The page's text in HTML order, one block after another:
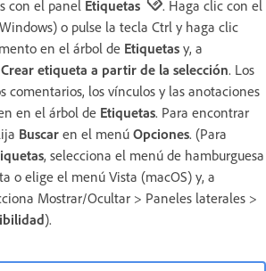
con el panel Etiquetas
. Haga clic con el
o pulse la tecla Ctrl y haga clic
en el árbol de Etiquetas y, a
Crear etiqueta a partir de la selección. Los
comentarios, los vínculos y las anotaciones
en el árbol de Etiquetas. Para encontrar
Buscar en el menú Opciones. (Para
, selecciona el menú de hamburguesa
o elige el menú Vista (macOS) y, a
Mostrar/Ocultar > Paneles laterales >
).